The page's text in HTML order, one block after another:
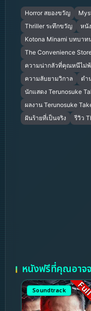
Horror สยองขวัญ
Thriller ระทึกขวัญ
หนั
Kotona Minami บทบาท
The Convenience
ความน่ากลัวที่คุณหนีไม่
ความลับยามวิกาล
ตำ
นักแสดง Terunosuke
ผลงาน Terunosuke
ฝันร้ายที่เป็นจริง
รีวิว
หนังฟรีที่คุณอาจ
Soundtrack